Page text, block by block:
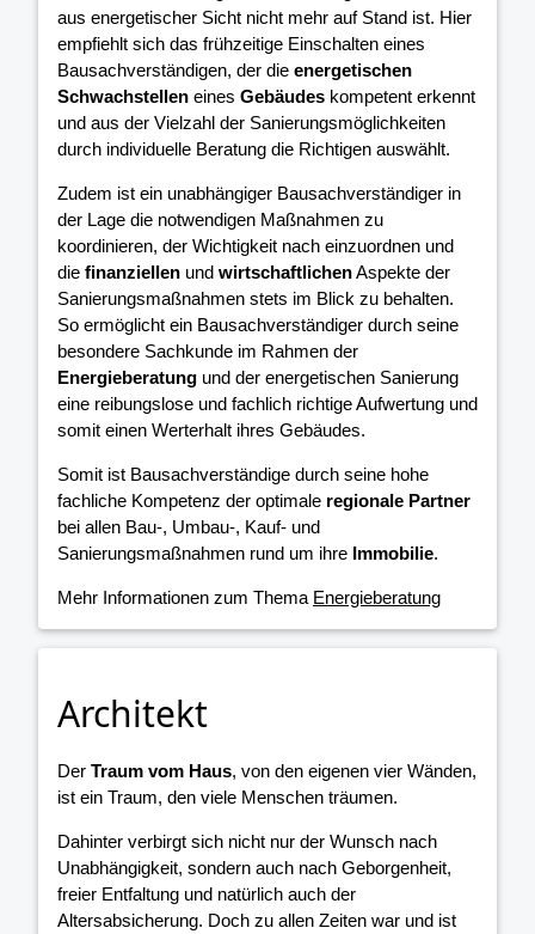
aus energetischer Sicht nicht mehr auf Stand ist. Hier
empfiehlt sich das frühzeitige Einschalten eines
Bausachverständigen, der die energetischen
Schwachstellen eines Gebäudes kompetent erkennt
und aus der Vielzahl der Sanierungsmöglichkeiten
durch individuelle Beratung die Richtigen auswählt.
Zudem ist ein unabhängiger Bausachverständiger in
der Lage die notwendigen Maßnahmen zu
koordinieren, der Wichtigkeit nach einzuordnen und
die finanziellen und wirtschaftlichenAspekte der
Sanierungsmaßnahmen stets im Blick zu behalten.
So ermöglicht ein Bausachverständiger durch seine
besondere Sachkunde im Rahmen der
Energieberatung und der energetischen Sanierung
eine reibungslose und fachlich richtige Aufwertung und
somit einen Werterhalt ihres Gebäudes.
Somit ist Bausachverständige durch seine hohe
fachliche Kompetenz der optimale regionale Partner
bei allen Bau-, Umbau-, Kauf- und
Sanierungsmaßnahmen rund um ihre Immobilie.
Mehr Informationen zum Thema Energieberatung
Architekt
Der Traum vom Haus, von den eigenen vier Wänden,
ist ein Traum, den viele Menschen träumen.
Dahinter verbirgt sich nicht nur der Wunsch nach
Unabhängigkeit, sondern auch nach Geborgenheit,
freier Entfaltung und natürlich auch der
Altersabsicherung. Doch zu allen Zeiten war und ist